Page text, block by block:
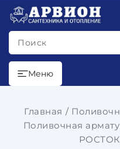
Поиск
Меню
Главная
Поливочная